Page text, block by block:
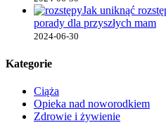
Jak uniknąć
porady dla przyszłych mam
2024-06-30
Kategorie
Ciąża
Opieka nad noworodkiem
Zdrowie i żywienie